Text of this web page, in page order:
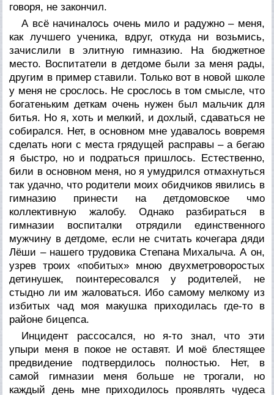
говоря, не закончил.
А всё начиналось очень мило и радужно – меня,
как лучшего ученика, вдруг, откуда ни возьмись,
зачислили в элитную гимназию. На бюджетное
место. Воспитатели в детдоме были за меня рады,
другим в пример ставили. Только вот в новой школе
у меня не срослось. Не срослось в том смысле, что
богатеньким деткам очень нужен был мальчик для
битья. Но я, хоть и мелкий, и дохлый, сдаваться не
собирался. Нет, в основном мне удавалось вовремя
сделать ноги с места грядущей расправы – а бегаю
я быстро, но и подраться пришлось. Естественно,
били в основном меня, но я умудрился отмахнуться
так удачно, что родители моих обидчиков явились в
гимназию принести на детдомовское чмо
коллективную жалобу. Однако разбираться в
гимназии воспиталки отрядили единственного
мужчину в детдоме, если не считать кочегара дяди
Лёши – нашего трудовика Степана Михалыча. А он,
узрев троих «побитых» мною двухметроворостых
детинушек, поинтересовался у родителей, не
стыдно ли им жаловаться. Ибо самому мелкому из
избитых чад моя макушка приходилась где-то в
районе бицепса.
Инцидент рассосался, но я-то знал, что эти
упыри меня в покое не оставят. И моё блестящее
предвидение подтвердилось полностью. Нет, в
самой гимназии меня больше не трогали, но
каждый день мне приходилось проявлять чудеса